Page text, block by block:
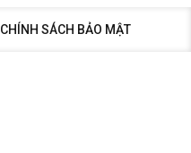
CHÍNH SÁCH BẢO MẬT